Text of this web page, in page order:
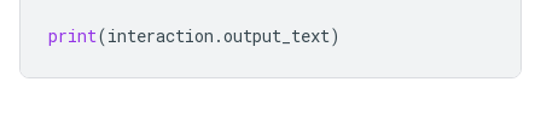
print(interaction .output_text)